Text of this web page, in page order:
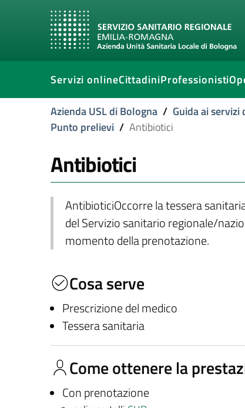
Servizi onlineCittadiniProfessionisti
Azienda USL di Bologna / Guida ai
Punto prelievi / Antibiotici
Antibiotici
AntibioticiOccorre la tessera
del Servizio sanitario regionale/
momento della prenotazione.
Cosa serve
Prescrizione del medico
Tessera sanitaria
Come ottenere la
Con prenotazione